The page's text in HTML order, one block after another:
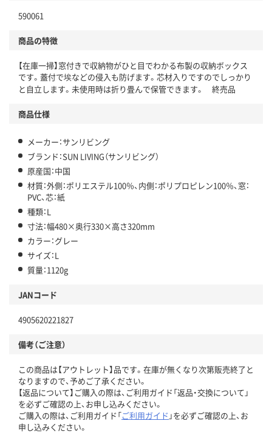
590061
商品の特徴
【在庫一掃】窓付きで収納物がひと目でわかる布製の収納ボックス
です。蓋付で埃などの侵入も防げます。芯材入りですのでしっかり
と自立します。未使用時は折り畳んで保管できます。 終売品
商品仕様
メーカー：サンリビング
ブランド：SUN LIVING（サンリビング）
原産国：中国
材質：外側：ポリエステル100％、内側：ポリプロピレン100％、窓：
PVC、芯：紙
種類：L
寸法：幅480×奥行330×高さ320mm
カラー：グレー
サイズ：L
質量：1120g
JANコード
4905620221827
備考（ご注意）
この商品は【アウトレット】品です。在庫が無くなり次第販売終了と
なりますので、予めご了承ください。
【返品について】ご購入の際は、ご利用ガイド「返品・交換について」
を必ずご確認の上、お申し込みください。
ご購入の際は、ご利用ガイド「ご利用ガイド 」を必ずご確認の上、お
申し込みください。